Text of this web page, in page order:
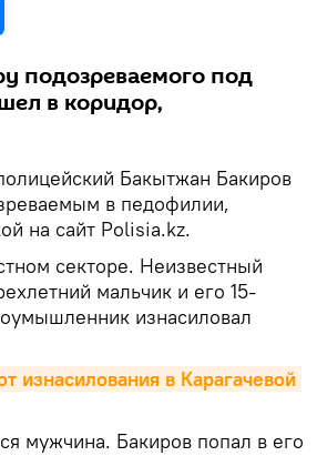
подозреваемого под
в коридор,
Бакытжан Бакиров
в педофилии,
на сайт Polisia.kz.
секторе. Неизвестный
мальчик и его 15-
изнасиловал
изнасилования в Карагачевой
мужчина. Бакиров попал в его